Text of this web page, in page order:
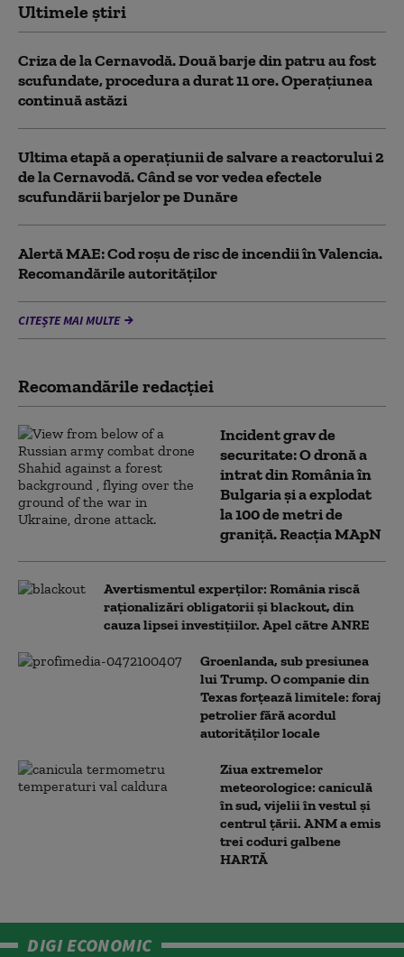
Ultimele știri
Criza de la Cernavodă. Două barje din patru au fost
scufundate, procedura a durat 11 ore. Operațiunea
continuă astăzi
Ultima etapă a operațiunii de salvare a reactorului 2
de la Cernavodă. Când se vor vedea efectele
scufundării barjelor pe Dunăre
Alertă MAE: Cod roșu de risc de incendii în Valencia.
Recomandările autorităților
CITEȘTE MAI MULTE
Recomandările redacţiei
Incident grav de
securitate: O dronă a
intrat din România în
Bulgaria şi a explodat
la 100 de metri de
graniţă. Reacția MApN
Avertismentul experților: România riscă
raționalizări obligatorii și blackout, din
cauza lipsei investițiilor. Apel către ANRE
Groenlanda, sub presiunea
lui Trump. O companie din
Texas forțează limitele: foraj
petrolier fără acordul
autorităților locale
Ziua extremelor
meteorologice: caniculă
în sud, vijelii în vestul și
centrul țării. ANM a emis
trei coduri galbene
HARTĂ
DIGI ECONOMIC